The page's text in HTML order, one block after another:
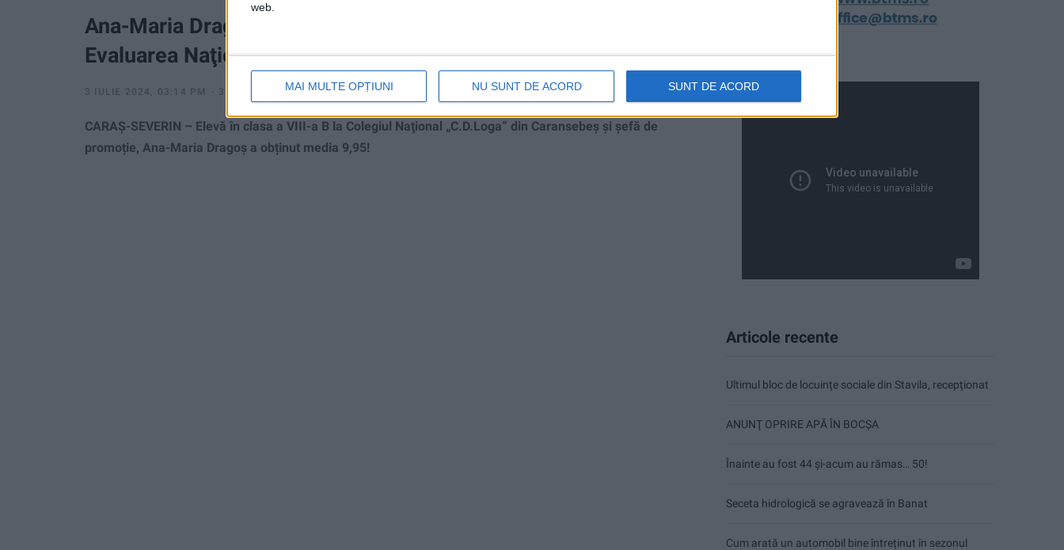
web.
MAI MULTE OPȚIUNI NU SUNT DE ACORD SUNT DE ACORD
Ana-Maria Dragoș, cea mai mare medie din judeţ la
Evaluarea Naţională
3 IULIE 2024, 03:14 PM 3 MINUTE DE CITIRE
CARAŞ-SEVERIN – Elevă în clasa a VIII-a B la Colegiul Naţional „C.D.Loga“ din Caransebeş și șefă de
promoție, Ana-Maria Dragoș a obținut media 9,95!
Articole recente
Ultimul bloc de locuințe sociale din Stavila, recepționat
ANUNŢ OPRIRE APĂ ÎN BOCȘA
Înainte au fost 44 și-acum au rămas… 50!
Seceta hidrologică se agravează în Banat
Cum arată un automobil bine întreținut în sezonul